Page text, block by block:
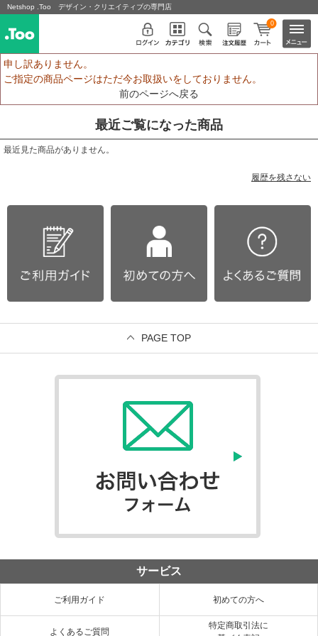
Netshop .Too デザイン・クリエイティブの専門店
0
申し訳ありません。
ご指定の商品ページはただ今お取扱いをしておりません。
前のページへ戻る
最近ご覧になった商品
最近見た商品がありません。
履歴を残さない
PAGE TOP
サービス
ご利用ガイド 初めての方へ
よくあるご質問
特定商取引法に